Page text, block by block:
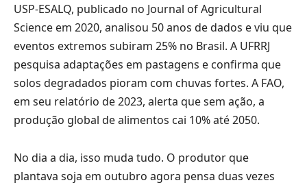
USP-ESALQ, publicado no Journal of Agricultural
Science em 2020, analisou 50 anos de dados e viu que
eventos extremos subiram 25% no Brasil. A UFRRJ
pesquisa adaptações em pastagens e confirma que
solos degradados pioram com chuvas fortes. A FAO,
em seu relatório de 2023, alerta que sem ação, a
produção global de alimentos cai 10% até 2050.
No dia a dia, isso muda tudo. O produtor que
plantava soja em outubro agora pensa duas vezes